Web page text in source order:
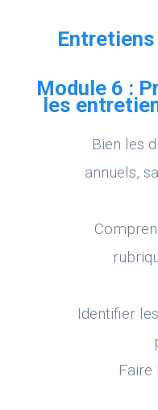
Module 6 :
les
Bien les
annuels,
Identifier
Faire